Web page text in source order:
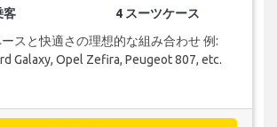
客
4 スーツケース
スと快適さの理想的な組み合わせ 例:
Galaxy, Opel Zefira, Peugeot 807, etc.